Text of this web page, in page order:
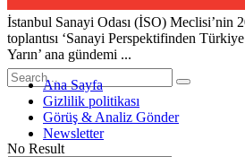
No Result
İstanbul Sanayi Odası (İSO) Meclisi’nin
toplantısı ‘Sanayi Perspektifinden
Yarın’ ana gündemi ...
Ana Sayfa
Gizlilik politikası
Görüş & Analiz Gönder
Newsletter